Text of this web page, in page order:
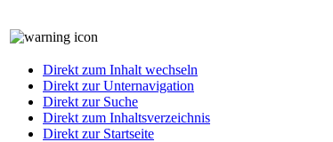
Direkt zum Inhalt wechseln
Direkt zur Unternavigation
Direkt zur Suche
Direkt zum Inhaltsverzeichnis
Direkt zur Startseite